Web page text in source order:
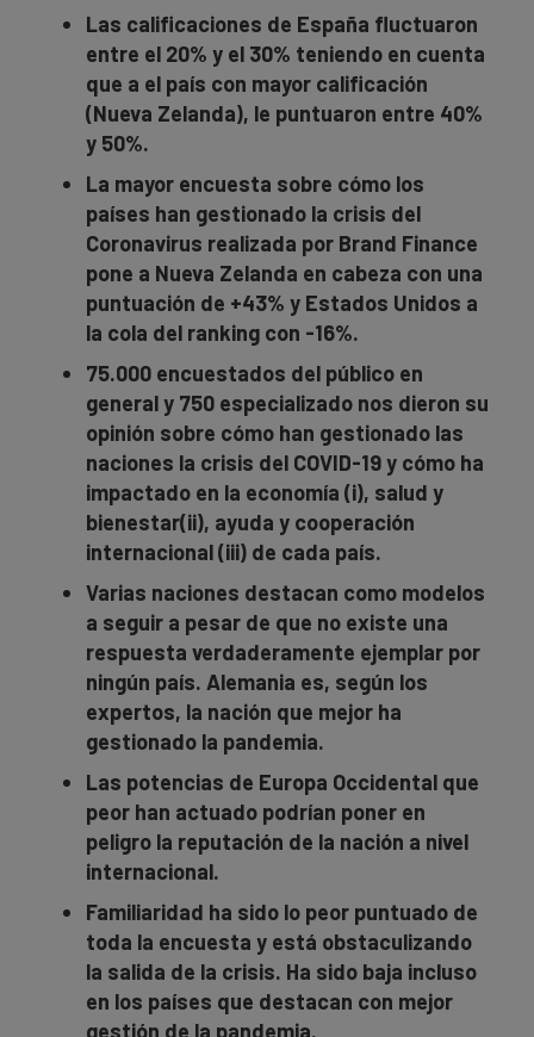
Las calificaciones de España fluctuaron
entre el 20% y el 30% teniendo en cuenta
que a el país con mayor calificación
(Nueva Zelanda), le puntuaron entre 40%
y 50%.
La mayor encuesta sobre cómo los
países han gestionado la crisis del
Coronavirus realizada por Brand Finance
pone a Nueva Zelanda en cabeza con una
puntuación de +43% y Estados Unidos a
la cola del ranking con -16%.
75.000 encuestados del público en
general y 750 especializado nos dieron su
opinión sobre cómo han gestionado las
naciones la crisis del COVID-19 y cómo ha
impactado en la economía (i), salud y
bienestar(ii), ayuda y cooperación
internacional (iii) de cada país.
Varias naciones destacan como modelos
a seguir a pesar de que no existe una
respuesta verdaderamente ejemplar por
ningún país. Alemania es, según los
expertos, la nación que mejor ha
gestionado la pandemia.
Las potencias de Europa Occidental que
peor han actuado podrían poner en
peligro la reputación de la nación a nivel
internacional.
Familiaridad ha sido lo peor puntuado de
toda la encuesta y está obstaculizando
la salida de la crisis. Ha sido baja incluso
en los países que destacan con mejor
gestión de la pandemia.